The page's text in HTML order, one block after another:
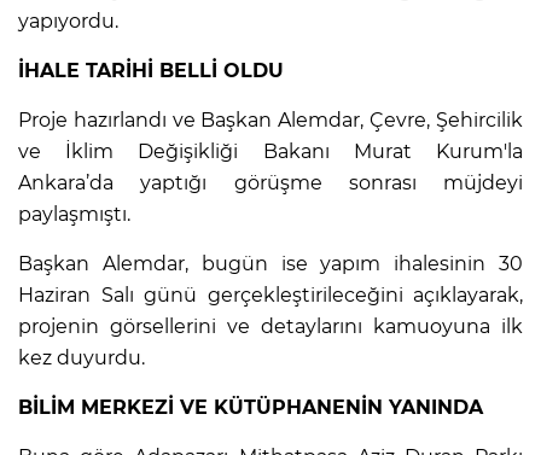
yapıyordu.
İHALE TARİHİ BELLİ OLDU
Proje hazırlandı ve Başkan Alemdar, Çevre, Şehircilik
ve İklim Değişikliği Bakanı Murat Kurum'la
Ankara’da yaptığı görüşme sonrası müjdeyi
paylaşmıştı.
Başkan Alemdar, bugün ise yapım ihalesinin 30
Haziran Salı günü gerçekleştirileceğini açıklayarak,
projenin görsellerini ve detaylarını kamuoyuna ilk
kez duyurdu.
BİLİM MERKEZİ VE KÜTÜPHANENİN YANINDA